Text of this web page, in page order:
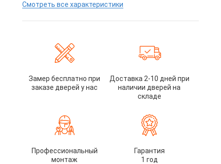
Смотреть все характеристики
Замер бесплатно при
заказе дверей у нас
Доставка 2-10 дней при
наличии дверей на
складе
Профессиональный
монтаж
Гарантия
1 год